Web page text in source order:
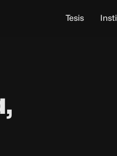
Tesis